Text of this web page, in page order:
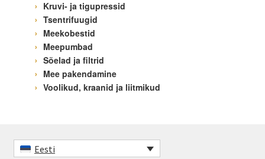
Kruvi- ja tigupressid
Tsentrifuugid
Meekobestid
Meepumbad
Sõelad ja filtrid
Mee pakendamine
Voolikud, kraanid ja liitmikud
Eesti